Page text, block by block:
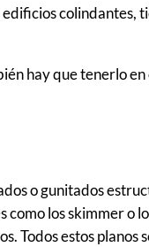
colindantes,
hay que tenerlo
o gunitados
los skimmer o
Todos estos planos